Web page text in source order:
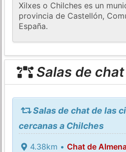
Xilxes o Chilches es un
provincia de Castellón,
España.
Salas de
Salas de chat de las
cercanas a Chilches
4.38km • Chat de